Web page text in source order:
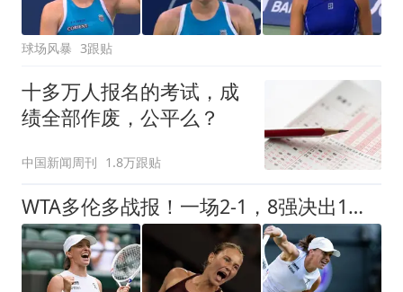
球场风暴 3跟贴
十多万人报名的考试，成
绩全部作废，公平么？
中国新闻周刊 1.8万跟贴
WTA多伦多战报！一场2-1，8强决出1席，斯瓦泰克逆转科斯秋克晋级